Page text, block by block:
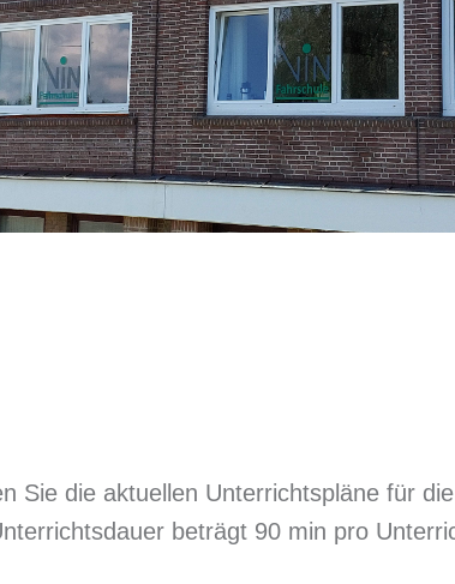
Sie die aktuellen Unterrichtspläne für
beträgt 90 min pro